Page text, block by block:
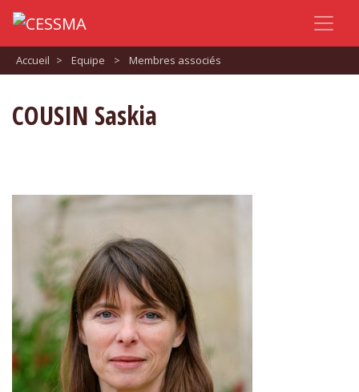
Accueil > Equipe > Membres associés
COUSIN Saskia